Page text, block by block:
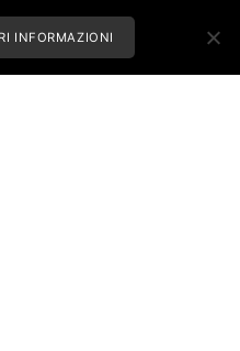
INFORMAZIONI